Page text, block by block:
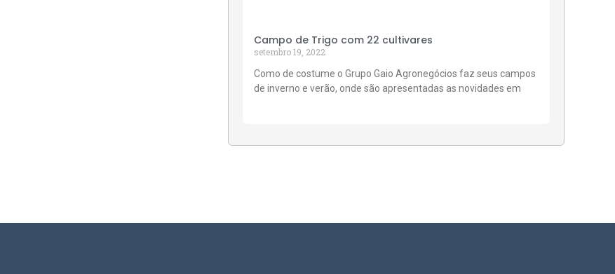
Campo de Trigo com 22 cultivares
setembro 19, 2022
Como de costume o Grupo Gaio Agronegócios faz seus campos
de inverno e verão, onde são apresentadas as novidades em